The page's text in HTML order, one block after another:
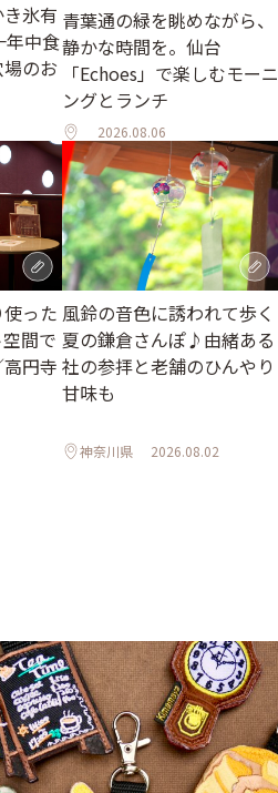
き氷有
年中食
のお
青葉通の緑を眺めながら、
静かな時間を。仙台
「Echoes」で楽しむモーニ
ングとランチ
2026.08.06
った
間で
円寺
風鈴の音色に誘われて歩く
夏の鎌倉さんぽ♪由緒ある
社の参拝と老舗のひんやり
甘味も
神奈川県 2026.08.02